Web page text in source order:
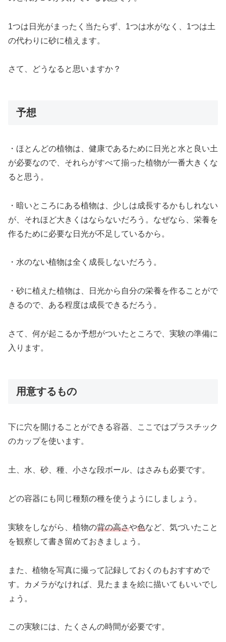
1つは日光がまったく当たらず、1つは水がなく、1つは土
の代わりに砂に植えます。
さて、どうなると思いますか？
予想
・ほとんどの植物は、健康であるために日光と水と良い土
が必要なので、それらがすべて揃った植物が一番大きくな
ると思う。
・暗いところにある植物は、少しは成長するかもしれない
が、それほど大きくはならないだろう。なぜなら、栄養を
作るために必要な日光が不足しているから。
・水のない植物は全く成長しないだろう。
・砂に植えた植物は、日光から自分の栄養を作ることがで
きるので、ある程度は成長できるだろう。
さて、何が起こるか予想がついたところで、実験の準備に
入ります。
用意するもの
下に穴を開けることができる容器、ここではプラスチック
のカップを使います。
土、水、砂、種、小さな段ボール、はさみも必要です。
どの容器にも同じ種類の種を使うようにしましょう。
実験をしながら、植物の背の高さや色など、気づいたこと
を観察して書き留めておきましょう。
また、植物を写真に撮って記録しておくのもおすすめで
す。カメラがなければ、見たままを絵に描いてもいいでし
ょう。
この実験には、たくさんの時間が必要です。